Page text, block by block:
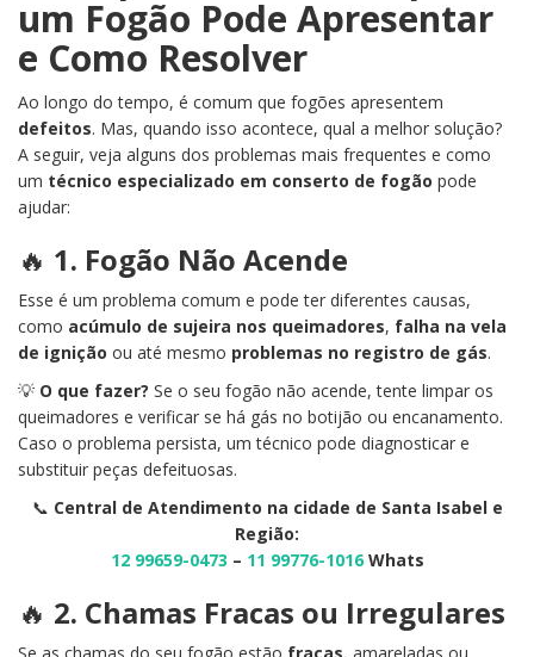
um Fogão Pode Apresentar
e Como Resolver
Ao longo do tempo, é comum que fogões apresentem
defeitos. Mas, quando isso acontece, qual a melhor solução?
A seguir, veja alguns dos problemas mais frequentes e como
um técnico especializado em conserto de fogão pode
ajudar:
🔥 1. Fogão Não Acende
Esse é um problema comum e pode ter diferentes causas,
como acúmulo de sujeira nos queimadores, falha na vela
de ignição ou até mesmo problemas no registro de gás.
💡 O que fazer? Se o seu fogão não acende, tente limpar os
queimadores e verificar se há gás no botijão ou encanamento.
Caso o problema persista, um técnico pode diagnosticar e
substituir peças defeituosas.
📞 Central de Atendimento na cidade de Santa Isabel e
Região:
12 99659-0473 – 11 99776-1016Whats
🔥 2. Chamas Fracas ou Irregulares